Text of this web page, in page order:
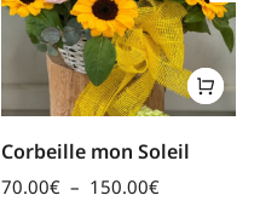
Corbeille mon Soleil
70.00€ – 150.00€